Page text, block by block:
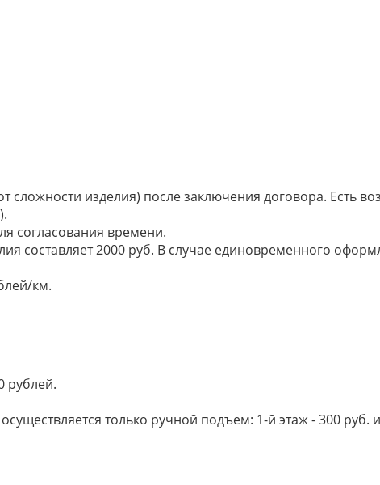
сложности изделия) после заключения договора. Есть
согласования времени.
составляет 2000 руб. В случае единовременного
км.
рублей.
только ручной подъем: 1-й этаж - 300 руб.